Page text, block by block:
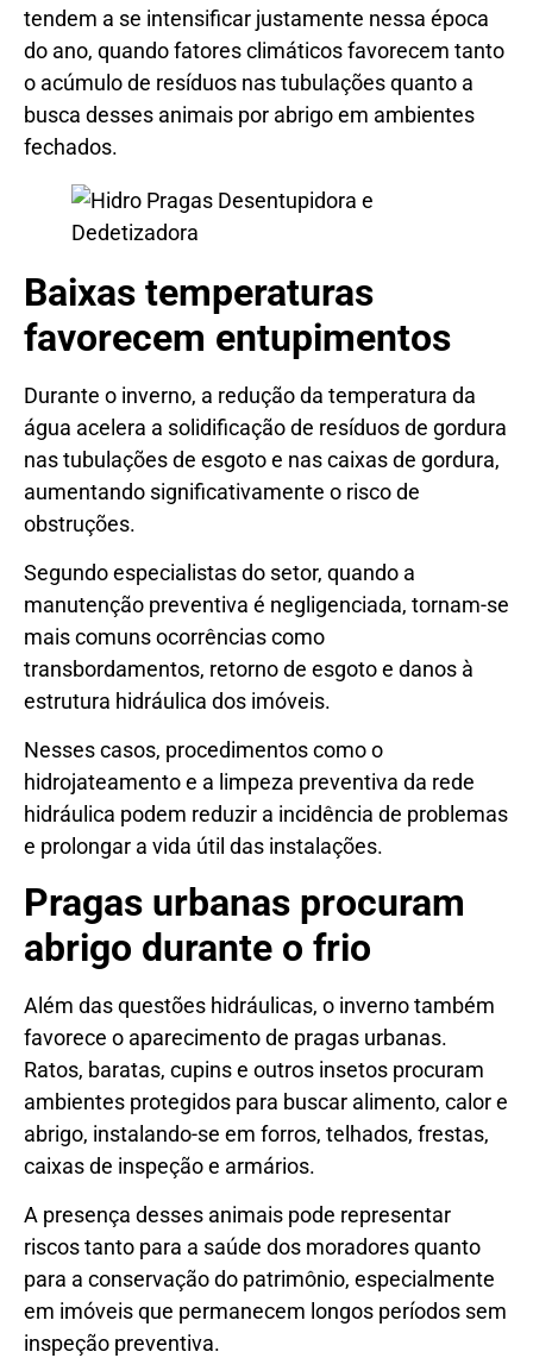
tendem a se intensificar justamente nessa época
do ano, quando fatores climáticos favorecem tanto
o acúmulo de resíduos nas tubulações quanto a
busca desses animais por abrigo em ambientes
fechados.
Baixas temperaturas
favorecem entupimentos
Durante o inverno, a redução da temperatura da
água acelera a solidificação de resíduos de gordura
nas tubulações de esgoto e nas caixas de gordura,
aumentando significativamente o risco de
obstruções.
Segundo especialistas do setor, quando a
manutenção preventiva é negligenciada, tornam-se
mais comuns ocorrências como
transbordamentos, retorno de esgoto e danos à
estrutura hidráulica dos imóveis.
Nesses casos, procedimentos como o
hidrojateamento e a limpeza preventiva da rede
hidráulica podem reduzir a incidência de problemas
e prolongar a vida útil das instalações.
Pragas urbanas procuram
abrigo durante o frio
Além das questões hidráulicas, o inverno também
favorece o aparecimento de pragas urbanas.
Ratos, baratas, cupins e outros insetos procuram
ambientes protegidos para buscar alimento, calor e
abrigo, instalando-se em forros, telhados, frestas,
caixas de inspeção e armários.
A presença desses animais pode representar
riscos tanto para a saúde dos moradores quanto
para a conservação do patrimônio, especialmente
em imóveis que permanecem longos períodos sem
inspeção preventiva.